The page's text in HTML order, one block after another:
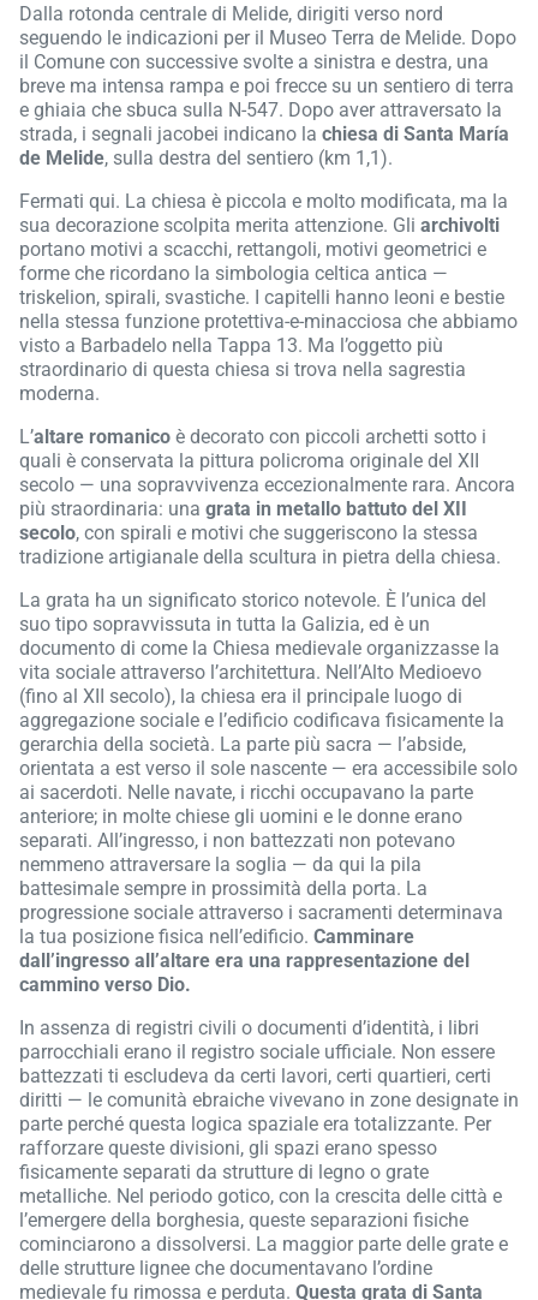
Dalla rotonda centrale di Melide, dirigiti verso nord
seguendo le indicazioni per il Museo Terra de Melide. Dopo
il Comune con successive svolte a sinistra e destra, una
breve ma intensa rampa e poi frecce su un sentiero di terra
e ghiaia che sbuca sulla N-547. Dopo aver attraversato la
strada, i segnali jacobei indicano la chiesa di Santa María
de Melide, sulla destra del sentiero (km 1,1).
Fermati qui. La chiesa è piccola e molto modificata, ma la
sua decorazione scolpita merita attenzione. Gli archivolti
portano motivi a scacchi, rettangoli, motivi geometrici e
forme che ricordano la simbologia celtica antica —
triskelion, spirali, svastiche. I capitelli hanno leoni e bestie
nella stessa funzione protettiva-e-minacciosa che abbiamo
visto a Barbadelo nella Tappa 13. Ma l’oggetto più
straordinario di questa chiesa si trova nella sagrestia
moderna.
L’altare romanico è decorato con piccoli archetti sotto i
quali è conservata la pittura policroma originale del XII
secolo — una sopravvivenza eccezionalmente rara. Ancora
più straordinaria: una grata in metallo battuto del XII
secolo, con spirali e motivi che suggeriscono la stessa
tradizione artigianale della scultura in pietra della chiesa.
La grata ha un significato storico notevole. È l’unica del
suo tipo sopravvissuta in tutta la Galizia, ed è un
documento di come la Chiesa medievale organizzasse la
vita sociale attraverso l’architettura. Nell’Alto Medioevo
(fino al XII secolo), la chiesa era il principale luogo di
aggregazione sociale e l’edificio codificava fisicamente la
gerarchia della società. La parte più sacra — l’abside,
orientata a est verso il sole nascente — era accessibile solo
ai sacerdoti. Nelle navate, i ricchi occupavano la parte
anteriore; in molte chiese gli uomini e le donne erano
separati. All’ingresso, i non battezzati non potevano
nemmeno attraversare la soglia — da qui la pila
battesimale sempre in prossimità della porta. La
progressione sociale attraverso i sacramenti determinava
la tua posizione fisica nell’edificio. Camminare
dall’ingresso all’altare era una rappresentazione del
cammino verso Dio.
In assenza di registri civili o documenti d’identità, i libri
parrocchiali erano il registro sociale ufficiale. Non essere
battezzati ti escludeva da certi lavori, certi quartieri, certi
diritti — le comunità ebraiche vivevano in zone designate in
parte perché questa logica spaziale era totalizzante. Per
rafforzare queste divisioni, gli spazi erano spesso
fisicamente separati da strutture di legno o grate
metalliche. Nel periodo gotico, con la crescita delle città e
l’emergere della borghesia, queste separazioni fisiche
cominciarono a dissolversi. La maggior parte delle grate e
delle strutture lignee che documentavano l’ordine
medievale fu rimossa e perduta. Questa grata di Santa